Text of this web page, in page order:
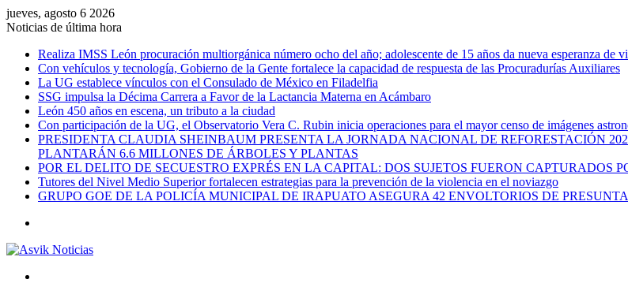
jueves, agosto 6 2026
Noticias de última hora
Realiza IMSS León procuración multiorgánica número ocho del año; adolescente de 15 años da nueva esperanza de
Con vehículos y tecnología, Gobierno de la Gente fortalece la capacidad de respuesta de las Procuradurías Auxiliares
La UG establece vínculos con el Consulado de México en Filadelfia
SSG impulsa la Décima Carrera a Favor de la Lactancia Materna en Acámbaro
León 450 años en escena, un tributo a la ciudad
Con participación de la UG, el Observatorio Vera C. Rubin inicia operaciones para el mayor censo de imágenes
PRESIDENTA CLAUDIA SHEINBAUM PRESENTA LA JORNADA NACIONAL DE REFORESTACIÓN
PLANTARÁN 6.6 MILLONES DE ÁRBOLES Y PLANTAS
POR EL DELITO DE SECUESTRO EXPRÉS EN LA CAPITAL: DOS SUJETOS FUERON CAPTURADOS
Tutores del Nivel Medio Superior fortalecen estrategias para la prevención de la violencia en el noviazgo
GRUPO GOE DE LA POLICÍA MUNICIPAL DE IRAPUATO ASEGURA 42 ENVOLTORIOS DE